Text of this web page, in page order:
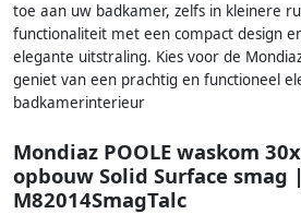
toe aan uw badkamer, zelfs in kleinere
functionaliteit met een compact design
elegante uitstraling. Kies voor de
geniet van een prachtig en functioneel
badkamerinterieur
Mondiaz POOLE waskom
opbouw Solid Surface smag
M82014SmagTalc